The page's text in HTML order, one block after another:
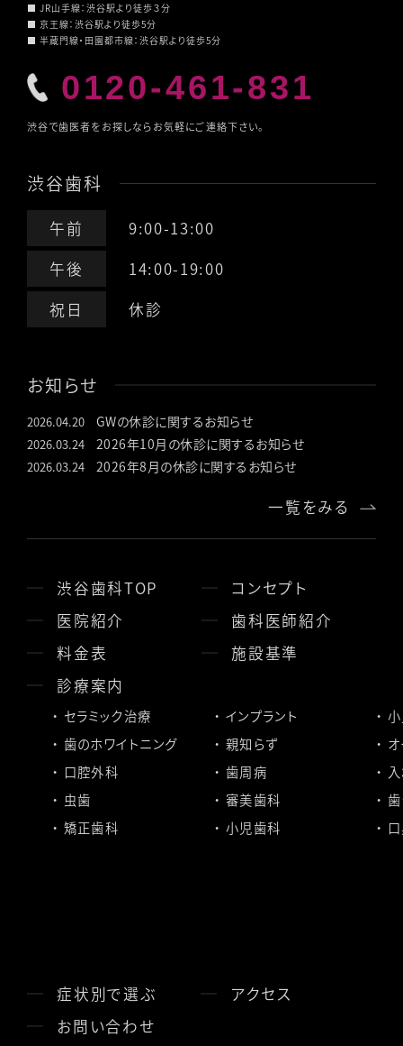
■ JR山手線：渋谷駅より徒歩３分
■ 京王線：渋谷駅より徒歩5分
■ 半蔵門線・田園都市線：渋谷駅より徒歩5分
0120-461-831
渋谷で歯医者をお探しならお気軽にご連絡下さい。
渋谷歯科
午前
9:00-13:00
午後
14:00-19:00
祝日
休診
お知らせ
2026.04.20 GWの休診に関するお知らせ
2026.03.24 2026年10月の休診に関するお知らせ
2026.03.24 2026年8月の休診に関するお知らせ
一覧をみる
渋谷歯科TOP
コンセプト
医院紹介
歯科医師紹介
料金表
施設基準
診療案内
セラミック治療
歯のホワイトニング
口腔外科
虫歯
矯正歯科
インプラント
親知らず
歯周病
審美歯科
小児歯科
症状別で選ぶ
アクセス
お問い合わせ